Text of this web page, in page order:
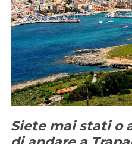
Siete mai stati o